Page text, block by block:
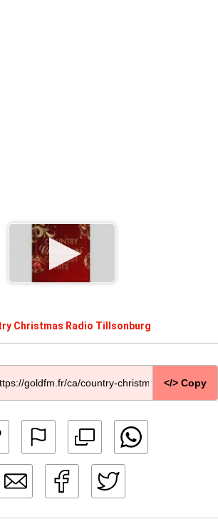
Christmas Radio Tillsonburg
</> Copy